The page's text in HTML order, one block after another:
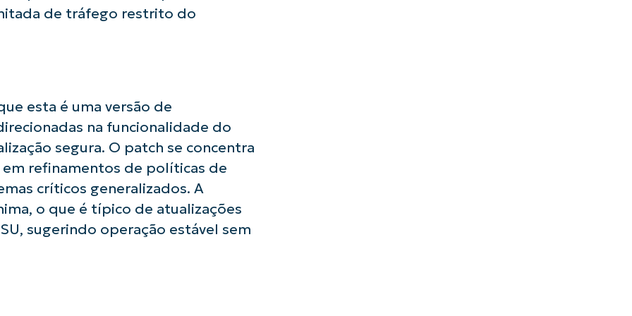
de tráfego restrito do
esta é uma versão de
na funcionalidade do
segura. O patch se concentra
refinamentos de políticas de
críticos generalizados. A
o que é típico de atualizações
sugerindo operação estável sem